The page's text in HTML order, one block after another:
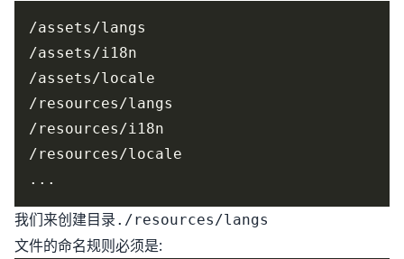
我们来创建目录 ./resources/langs
文件的命名规则必须是: